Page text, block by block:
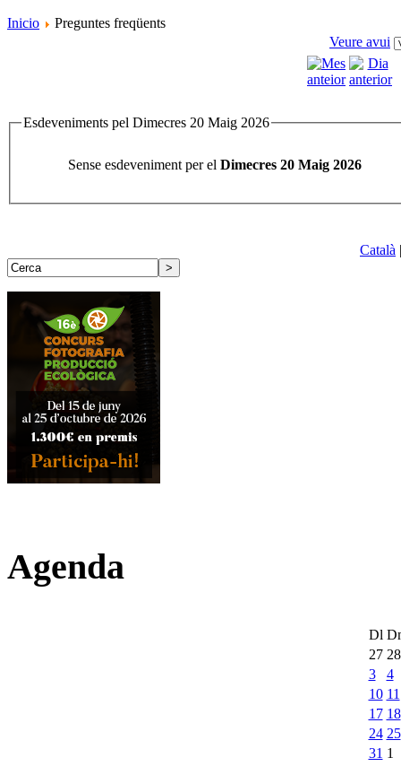
Inicio
Preguntes freqüents
Veure avui
Esdeveniments pel Dimecres 20 Maig 2026
Sense esdeveniment per el Dimecres 20 Maig 2026
Català
Agenda
Dl
27 28
3
4
10 11
17 18
24 25
31 1